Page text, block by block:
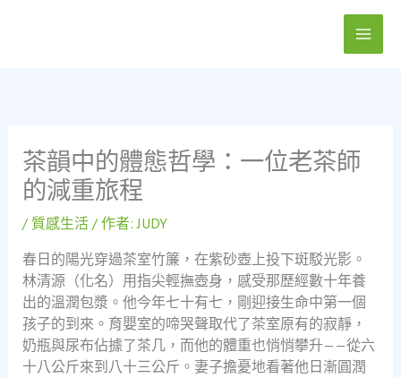
茶韻中的體態哲學：一位老茶師
的減重旅程
/ 質感生活/ 作者:JUDY
春日的陽光穿過茶室竹簾，在紫砂壺上投下斑駁光影。
林清源（化名）用指尖輕撫壺身，感受那歷經數十年養
出的溫潤包漿。他今年七十有七，剛迎接生命中第一個
孩子的到來。育嬰室的啼哭聲取代了茶室原有的寂靜，
奶瓶與尿布佔據了茶几，而他的體重也悄悄攀升——從六
十八公斤來到八十三公斤。妻子擔憂地看著他日漸圓潤